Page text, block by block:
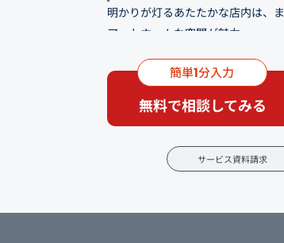
明かりが灯るあたたかな店内は、
アットホームな空間が魅力
大切な方と訪れたい場所。 それが
ンレストラン 「Bis-t-eria Méli-
東武宇都宮線「西川田駅」からほ
わり抜いた食材で、納得のいく味
さい。大人の女子会や誕生日・記
など、皆様の大切な日のお食事に
簡単1分入力
無料で相談してみる
サービス資料請求